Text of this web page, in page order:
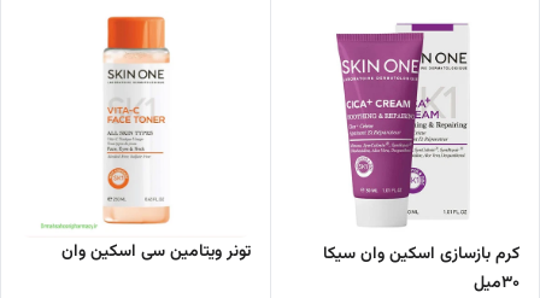
کرم بازسازی اسکین وان سیکا
30میل
تونر ویتامین سی اسکین وان